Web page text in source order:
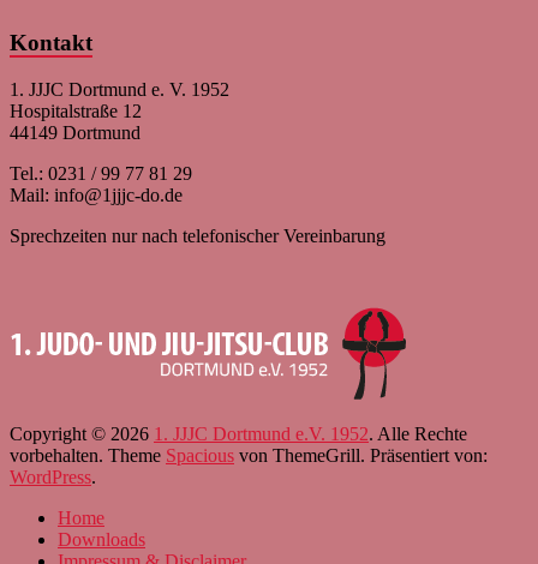
Kontakt
1. JJJC Dortmund e. V. 1952
Hospitalstraße 12
44149 Dortmund
Tel.: 0231 / 99 77 81 29
Mail: info@1jjjc-do.de
Sprechzeiten nur nach telefonischer Vereinbarung
Copyright © 2026 1. JJJC Dortmund e.V. 1952. Alle Rechte
vorbehalten. Theme Spacious von ThemeGrill. Präsentiert von:
WordPress.
Home
Downloads